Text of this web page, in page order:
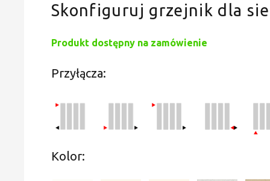
Skonfiguruj grzejnik dla
Produkt dostępny na zamówienie
Przyłącza:
Kolor: